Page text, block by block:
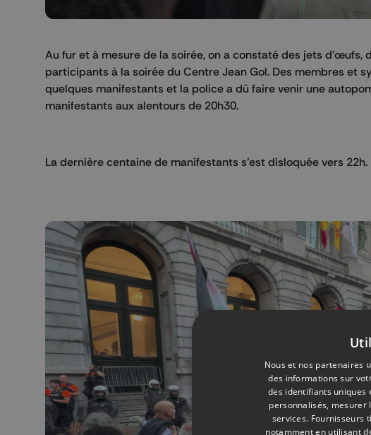
Au fur et à mesure de la soirée, on a constaté des jets
participants à la soirée du Centre Jean Gol. Des membres et
quelques manifestants et la police a dû faire venir une
manifestants aux alentours de 20h30.
La dernière centaine de manifestants s’est disloquée vers 22h.
Nous et nos partenaires
des informations sur
des identifiants uniques
personnalisés, mesurer
services. Fournisseurs
notamment en utilisant